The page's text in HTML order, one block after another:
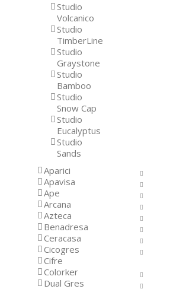
Studio
Volcanico
Studio
TimberLine
Studio
Graystone
Studio
Bamboo
Studio
Snow Cap
Studio
Eucalyptus
Studio
Sands
Aparici
Apavisa
Ape
Arcana
Azteca
Benadresa
Ceracasa
Cicogres
Cifre
Colorker
Dual Gres